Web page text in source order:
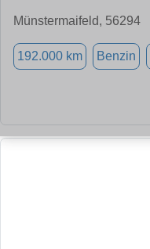
Münstermaifeld, 56294
192.000 km Benzin